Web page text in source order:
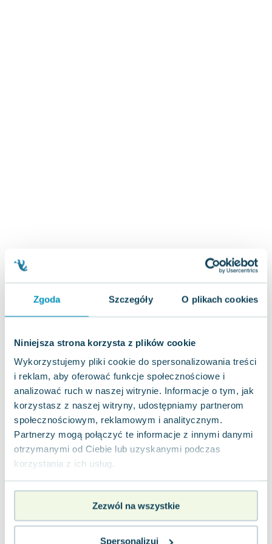
Zgoda Szczegóły O plikach cookies
Niniejsza strona korzysta z plików cookie
Wykorzystujemy pliki cookie do spersonalizowania treści
i reklam, aby oferować funkcje społecznościowe i
analizować ruch w naszej witrynie. Informacje o tym, jak
korzystasz z naszej witryny, udostępniamy partnerom
społecznościowym, reklamowym i analitycznym.
Partnerzy mogą połączyć te informacje z innymi danymi
otrzymanymi od Ciebie lub uzyskanymi podczas
korzystania z ich usług.
Zezwól na wszystkie
Spersonalizuj
Jarosław Iwaszkiewicz
Joseph Murphy
Jan Sztaudynger
Małgorzata Ohme
Maddie Ziegler
Leszek Czarnecki
Joanna Racewicz
Maria Seweryn
Janina Zającówna
Eric Helms
Anna Prus (oprac.)
Nela Mała Reporterka
Barbara Wrzesińska